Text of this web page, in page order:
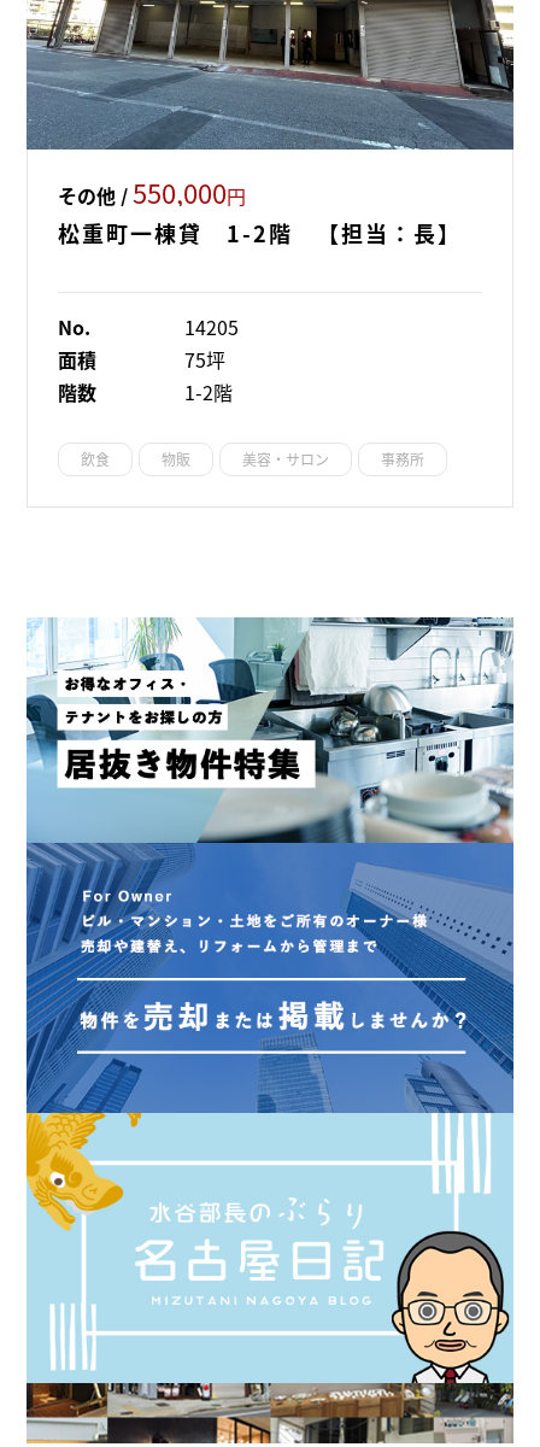
その他 /550,000円
松重町一棟貸 1-2階 【担当：長】
No.
14205
面積
75坪
階数
1-2階
飲食 物販 美容・サロン 事務所